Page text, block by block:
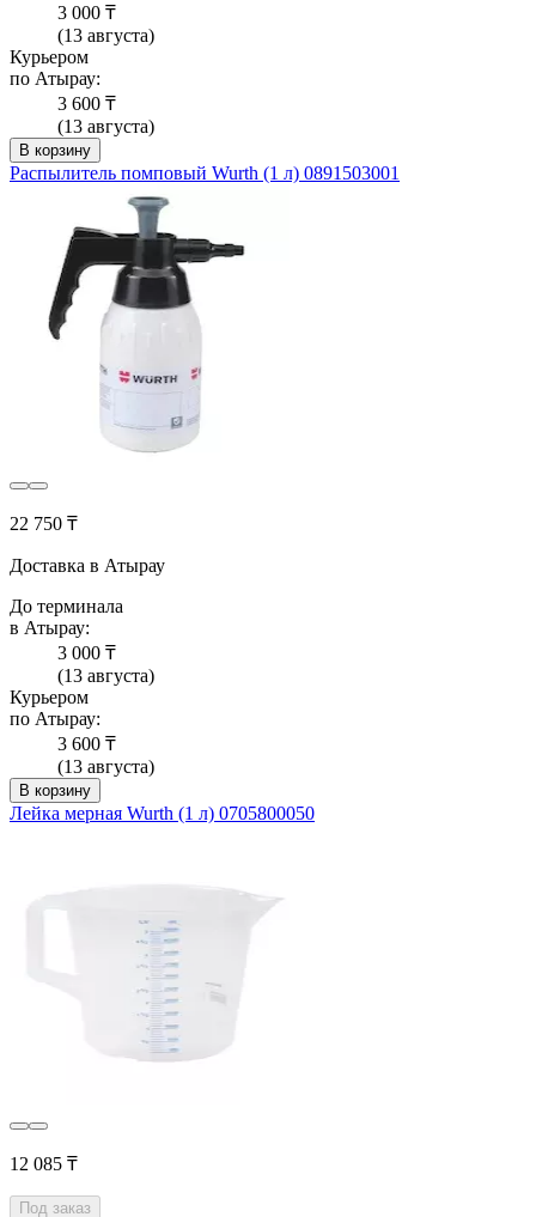
3 000 ₸
(13 августа)
Курьером
по Атырау:
3 600 ₸
(13 августа)
В корзину
Распылитель помповый Wurth (1 л) 0891503001
22 750 ₸
Доставка в Атырау
До терминала
в Атырау:
3 000 ₸
(13 августа)
Курьером
по Атырау:
3 600 ₸
(13 августа)
В корзину
Лейка мерная Wurth (1 л) 0705800050
12 085 ₸
Под заказ